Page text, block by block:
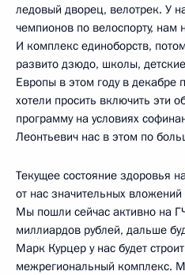
ледовый дворец, велотрек. У
чемпионов по велоспорту, нам
И комплекс единоборств,
развито дзюдо, школы,
Европы в этом году в декабре
хотели просить включить эти
программу на условиях
Леонтьевич нас в этом по
Текущее состояние здоровья
от нас значительных
Мы пошли сейчас активно на
миллиардов рублей, дальше
Марк Курцер у нас будет
межрегиональный комплекс.